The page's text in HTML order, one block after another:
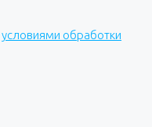
условиями обработки